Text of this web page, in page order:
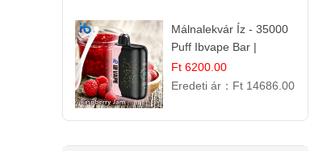
Málnalekvár Íz - 35000
Puff Ibvape Bar |
Gazdag Gyümölcsös
Ízélmény!
Ft 6200.00
Eredeti ár： Ft 14686.00